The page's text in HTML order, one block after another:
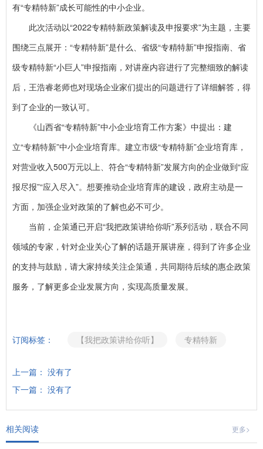
有“专精特新”成长可能性的中小企业。
此次活动以“2022专精特新政策解读及申报要求”为主题，主要
围绕三点展开：“专精特新”是什么、省级“专精特新”申报指南、省
级专精特新“小巨人”申报指南，对讲座内容进行了完整细致的解读
后，王浩睿老师也对现场企业家们提出的问题进行了详细解答，得
到了企业的一致认可。
《山西省“专精特新”中小企业培育工作方案》中提出：建
立“专精特新”中小企业培育库。建立市级“专精特新”企业培育库，
对营业收入500万元以上、符合“专精特新”发展方向的企业做到“应
报尽报”“应入尽入”。想要推动企业培育库的建设，政府主动是一
方面，加强企业对政策的了解也必不可少。
当前，企策通已开启“我把政策讲给你听”系列活动，联合不同
领域的专家，针对企业关心了解的话题开展讲座，得到了许多企业
的支持与鼓励，请大家持续关注企策通，共同期待后续的惠企政策
服务，了解更多企业发展方向，实现高质量发展。
订阅标签： 【我把政策讲给你听】 专精特新
上一篇： 没有了
下一篇： 没有了
相关阅读 更多>